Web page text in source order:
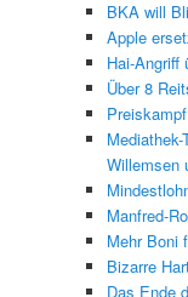
BKA will
Apple
Hai-Angriff
Über 8
Willemsen
Manfred-
Mehr Boni
Bizarre
Das Ende